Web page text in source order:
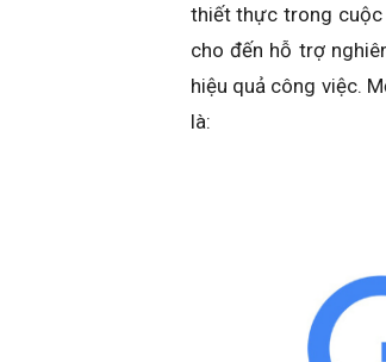
thiết thực trong cuộc
cho đến hỗ trợ
hiệu quả công việc.
là: